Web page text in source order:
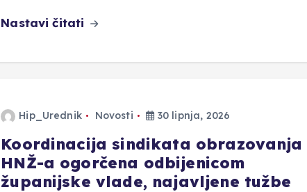
Nastavi čitati
Hip_Urednik Novosti 30 lipnja, 2026
Koordinacija sindikata obrazovanja
HNŽ-a ogorčena odbijenicom
županijske vlade, najavljene tužbe